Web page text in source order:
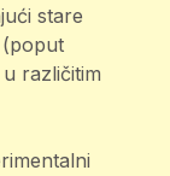
stare
različitim